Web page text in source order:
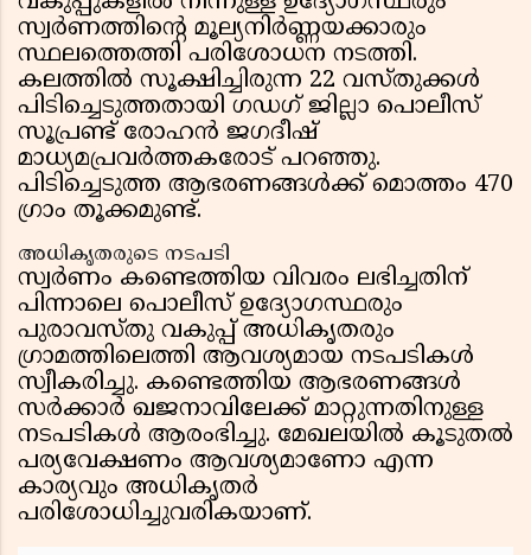
സ്വർണത്തിന്റെ മൂല്യനിർണ്ണയക്കാരും
സ്ഥലത്തെത്തി പരിശോധന നടത്തി.
കലത്തിൽ സൂക്ഷിച്ചിരുന്ന 22 വസ്തുക്കൾ
പിടിച്ചെടുത്തതായി ഗഡഗ് ജില്ലാ പൊലീസ്
സൂപ്രണ്ട് രോഹൻ ജഗദീഷ്
മാധ്യമപ്രവർത്തകരോട് പറഞ്ഞു.
പിടിച്ചെടുത്ത ആഭരണങ്ങൾക്ക് മൊത്തം 470
ഗ്രാം തൂക്കമുണ്ട്.
അധികൃതരുടെ നടപടി
സ്വർണം കണ്ടെത്തിയ വിവരം ലഭിച്ചതിന്
പിന്നാലെ പൊലീസ് ഉദ്യോഗസ്ഥരും
പുരാവസ്തു വകുപ്പ് അധികൃതരും
ഗ്രാമത്തിലെത്തി ആവശ്യമായ നടപടികൾ
സ്വീകരിച്ചു. കണ്ടെത്തിയ ആഭരണങ്ങൾ
സർക്കാർ ഖജനാവിലേക്ക് മാറ്റുന്നതിനുള്ള
നടപടികൾ ആരംഭിച്ചു. മേഖലയിൽ കൂടുതൽ
പര്യവേക്ഷണം ആവശ്യമാണോ എന്ന
കാര്യവും അധികൃതർ
പരിശോധിച്ചുവരികയാണ്.